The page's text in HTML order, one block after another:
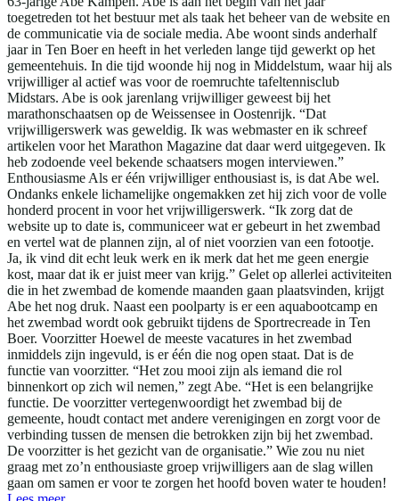
toegetreden tot het bestuur met als taak het beheer van de website en
de communicatie via de sociale media. Abe woont sinds anderhalf
jaar in Ten Boer en heeft in het verleden lange tijd gewerkt op het
gemeentehuis. In die tijd woonde hij nog in Middelstum, waar hij als
vrijwilliger al actief was voor de roemruchte tafeltennisclub
Midstars. Abe is ook jarenlang vrijwilliger geweest bij het
marathonschaatsen op de Weissensee in Oostenrijk. “Dat
vrijwilligerswerk was geweldig. Ik was webmaster en ik schreef
artikelen voor het Marathon Magazine dat daar werd uitgegeven. Ik
heb zodoende veel bekende schaatsers mogen interviewen.”
Enthousiasme Als er één vrijwilliger enthousiast is, is dat Abe wel.
Ondanks enkele lichamelijke ongemakken zet hij zich voor de volle
honderd procent in voor het vrijwilligerswerk. “Ik zorg dat de
website up to date is, communiceer wat er gebeurt in het zwembad
en vertel wat de plannen zijn, al of niet voorzien van een fotootje.
Ja, ik vind dit echt leuk werk en ik merk dat het me geen energie
kost, maar dat ik er juist meer van krijg.” Gelet op allerlei activiteiten
die in het zwembad de komende maanden gaan plaatsvinden, krijgt
Abe het nog druk. Naast een poolparty is er een aquabootcamp en
het zwembad wordt ook gebruikt tijdens de Sportrecreade in Ten
Boer. Voorzitter Hoewel de meeste vacatures in het zwembad
inmiddels zijn ingevuld, is er één die nog open staat. Dat is de
functie van voorzitter. “Het zou mooi zijn als iemand die rol
binnenkort op zich wil nemen,” zegt Abe. “Het is een belangrijke
functie. De voorzitter vertegenwoordigt het zwembad bij de
gemeente, houdt contact met andere verenigingen en zorgt voor de
verbinding tussen de mensen die betrokken zijn bij het zwembad.
De voorzitter is het gezicht van de organisatie.” Wie zou nu niet
graag met zo’n enthousiaste groep vrijwilligers aan de slag willen
gaan om samen er voor te zorgen het hoofd boven water te houden!